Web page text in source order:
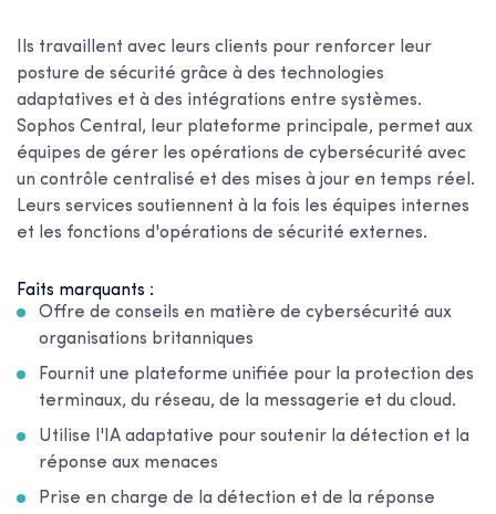
Ils travaillent avec leurs clients pour renforcer leur
posture de sécurité grâce à des technologies
adaptatives et à des intégrations entre systèmes.
Sophos Central, leur plateforme principale, permet aux
équipes de gérer les opérations de cybersécurité avec
un contrôle centralisé et des mises à jour en temps réel.
Leurs services soutiennent à la fois les équipes internes
et les fonctions d'opérations de sécurité externes.
Faits marquants :
Offre de conseils en matière de cybersécurité aux
organisations britanniques
Fournit une plateforme unifiée pour la protection des
terminaux, du réseau, de la messagerie et du cloud.
Utilise l'IA adaptative pour soutenir la détection et la
réponse aux menaces
Prise en charge de la détection et de la réponse